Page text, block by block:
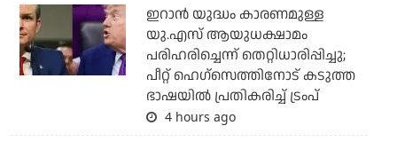
ഇറാന്‍ യുദ്ധം കാരണമുള്ള
യു.എസ് ആയുധക്ഷാമം
പരിഹരിച്ചെന്ന് തെറ്റിധാരിപ്പിച്ചു;
പീറ്റ് ഹെഗ്‌സെത്തിനോട് കടുത്ത
ഭാഷയില്‍ പ്രതികരിച്ച് ട്രംപ്
4 hours ago